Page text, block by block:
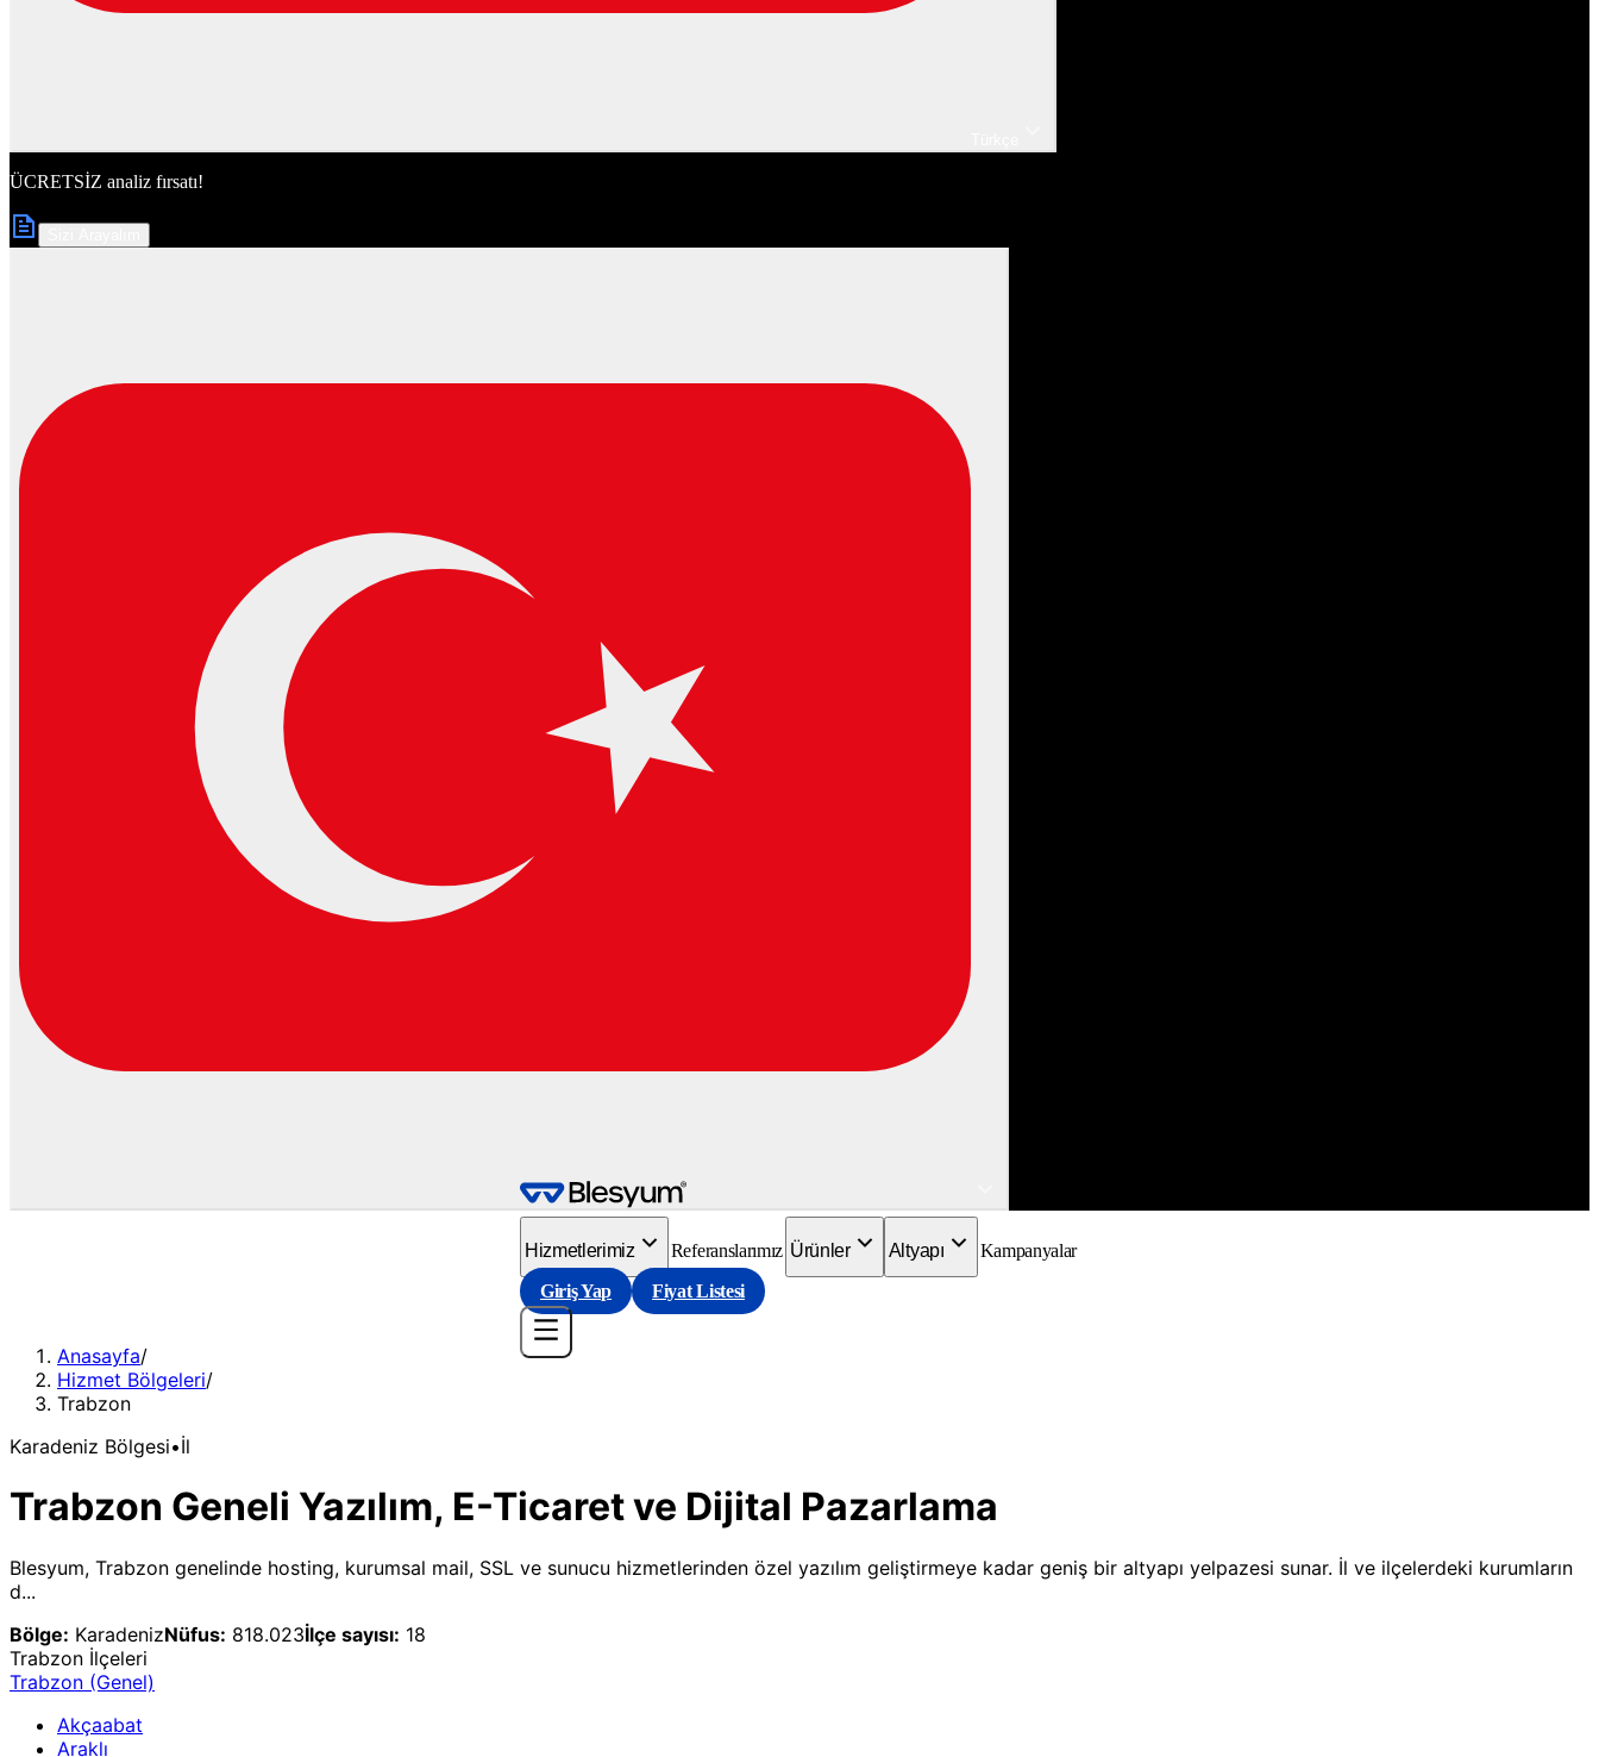
ÜCRETSİZ analiz fırsatı!
Hizmetlerimiz Referanslarımız Ürünler Altyapı
Kampanyalar
Giriş Yap
Fiyat Listesi
Anasayfa/
Hizmet Bölgeleri/
Trabzon
Karadeniz Bölgesi•İl
Trabzon Geneli Yazılım, E-Ticaret ve Dijital Pazarlama
Blesyum, Trabzon genelinde hosting, kurumsal mail, SSL ve sunucu hizmetlerinden özel yazılım geliştirmeye kadar geniş bir altyapı yelpazesi sunar. İl ve ilçelerdeki kurumların
d...
Bölge: KaradenizNüfus: 818.023İlçe sayısı: 18
Trabzon İlçeleri
Trabzon (Genel)
Akçaabat
Araklı